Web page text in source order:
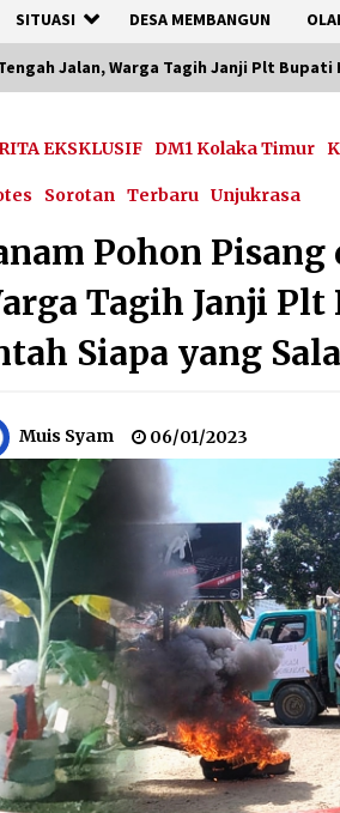
SITUASI DESA MEMBANGUN
Jalan, Warga Tagih Janji Plt Bupati
EKSKLUSIF DM1 Kolaka Timur
Sorotan Terbaru Unjukrasa
Pohon Pisang
Tagih Janji
Siapa yang
Muis Syam 06/01/2023